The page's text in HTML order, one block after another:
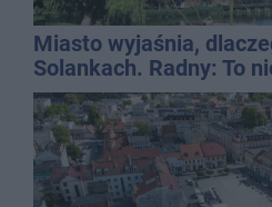
Miasto wyjaśnia,
Solankach. Radny: To